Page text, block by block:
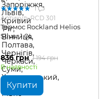
1
Артикул: RCD 301
Термос Rockland Helios
Silver 1.0L
836 грн 1 194 грн
В наявності
Купити